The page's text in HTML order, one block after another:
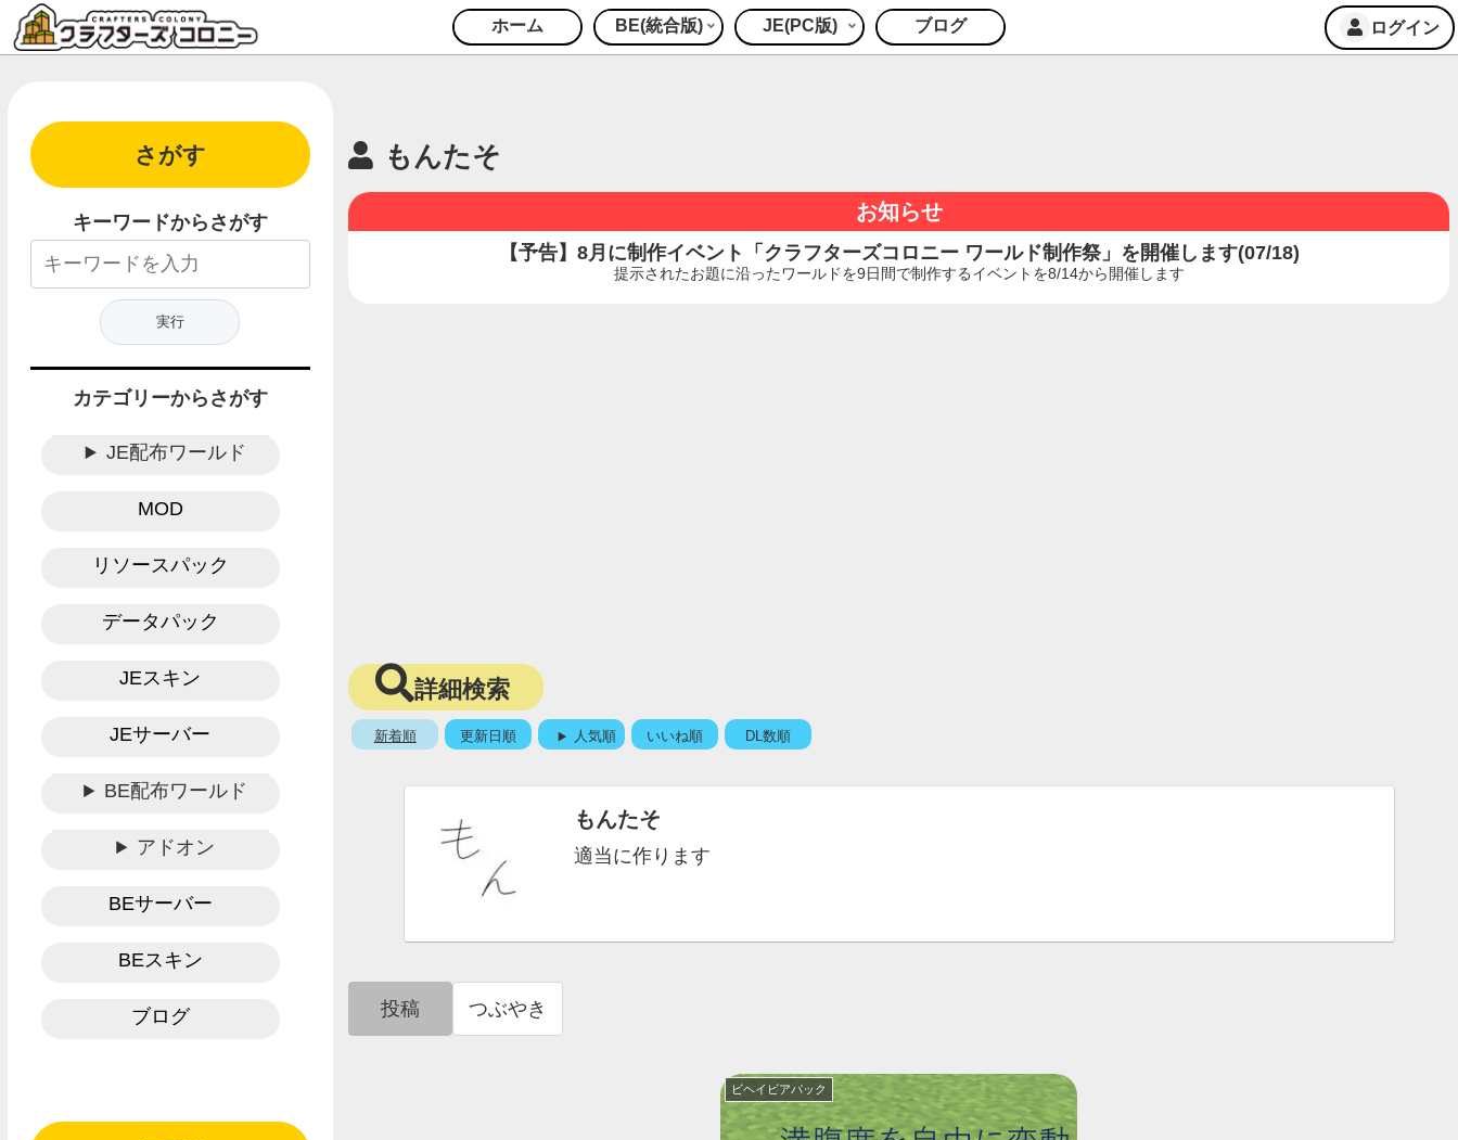
ホーム BE(統合版) JE(PC版) ブログ ログイン
もんたそ
お知らせ
【予告】8月に制作イベント「クラフターズコロニー ワールド制作祭」を開催します(07/18)
提示されたお題に沿ったワールドを9日間で制作するイベントを8/14から開催します
詳細検索
新着順 更新日順 人気順 いいね順 DL数順
もんたそ
適当に作ります
投稿 つぶやき
ビヘイビアパック
さがす
キーワードからさがす
カテゴリーからさがす
JE配布ワールド
MOD
リソースパック
データパック
JEスキン
JEサーバー
BE配布ワールド
アドオン
BEサーバー
BEスキン
ブログ